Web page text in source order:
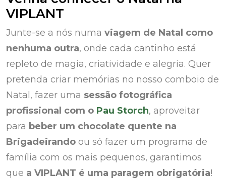
VIPLANT
Junte-se a nós numa viagem de Natal como
nenhuma outra, onde cada cantinho está
repleto de magia, criatividade e alegria. Quer
pretenda criar memórias no nosso comboio de
Natal, fazer uma sessão fotográfica
profissional com o Pau Storch, aproveitar
para beber um chocolate quente na
Brigadeirando ou só fazer um programa de
família com os mais pequenos, garantimos
que a VIPLANT é uma paragem obrigatória!